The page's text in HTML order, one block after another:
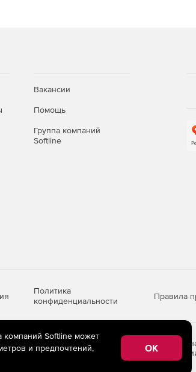
Вакансии
Помощь
Группа компаний
Softline
Политика
конфиденциальности
Правила
технологии предоставления информации
на территории Российской
компаний Softline может
и предпочтений,
OK